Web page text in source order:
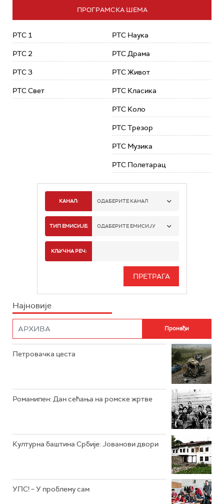
ПРОГРАМСКА ШЕМА
РТС 1
РТС 2
РТС 3
РТС Свет
РТС Наука
РТС Драма
РТС Живот
РТС Класика
РТС Коло
РТС Трезор
РТС Музика
РТС Полетарац
КАНАЛ: ОДАБЕРИТЕ КАНАЛ
РТС 1
РТС 3
РТС КОЛО
ТИП ЕМИСИЈЕ: ОДАБЕРИТЕ ЕМИСИЈУ
ИНФО
КЉУЧНА РЕЧ:
Најновије
Петровачка цеста
Романипен: Дан сећања на ромске жртве
Културна баштина Србије: Јованови двори
УПС! – У проблему сам